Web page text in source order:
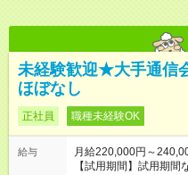
未経験歓迎★大手通信
ほぼなし
正社員 職種未経験OK
給与
月給220,000円～
【試用期間】試用期間